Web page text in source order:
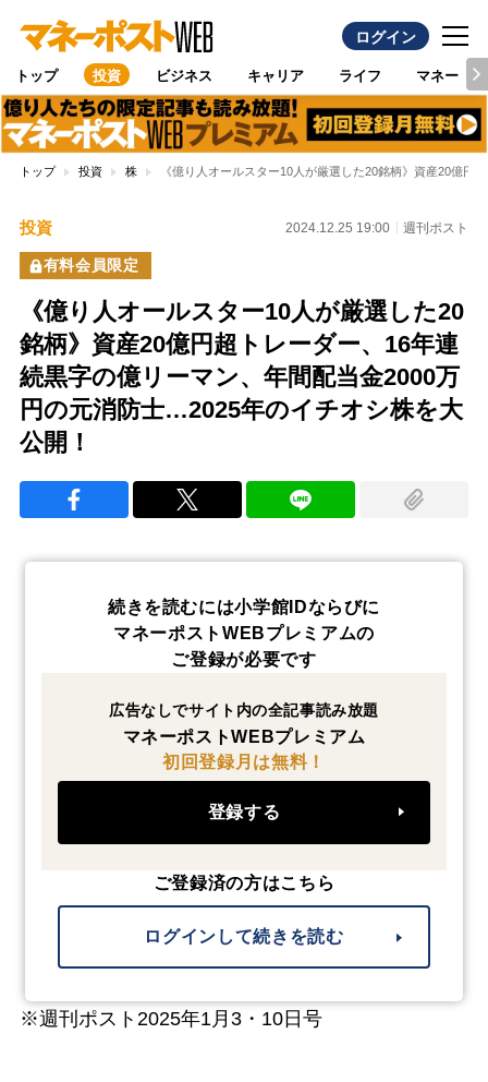
ログイン
トップ 投資 ビジネス キャリア ライフ マネー
トップ 投資 株 《億り人オールスター10人が厳選した20銘柄》資産20億
投資 2024.12.25 19:00 週刊ポスト
有料会員限定
《億り人オールスター10人が厳選した20
銘柄》資産20億円超トレーダー、16年連
続黒字の億リーマン、年間配当金2000万
円の元消防士…2025年のイチオシ株を大
公開！
続きを読むには小学館IDならびに
マネーポストWEBプレミアムの
ご登録が必要です
広告なしでサイト内の全記事読み放題
マネーポストWEBプレミアム
初回登録月は無料！
登録する
ご登録済の方はこちら
ログインして続きを読む
※週刊ポスト2025年1月3・10日号